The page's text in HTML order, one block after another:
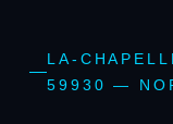
LA-
59930 —